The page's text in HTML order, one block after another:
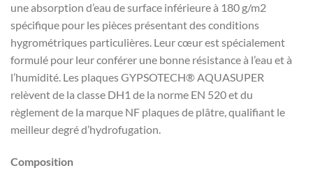
une absorption d’eau de surface inférieure à 180 g/m2
spécifique pour les pièces présentant des conditions
hygrométriques particulières. Leur cœur est spécialement
formulé pour leur conférer une bonne résistance à l’eau et à
l’humidité. Les plaques GYPSOTECH® AQUASUPER
relèvent de la classe DH1 de la norme EN 520 et du
règlement de la marque NF plaques de plâtre, qualifiant le
meilleur degré d’hydrofugation.
Composition